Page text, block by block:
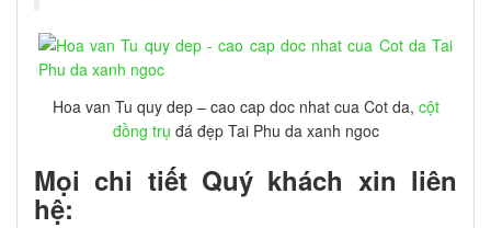
Hoa van Tu quy dep – cao cap doc nhat cua Cot da, cột
đồng trụ đá đẹp Tai Phu da xanh ngoc
Mọi chi tiết Quý khách xin liên
hệ: